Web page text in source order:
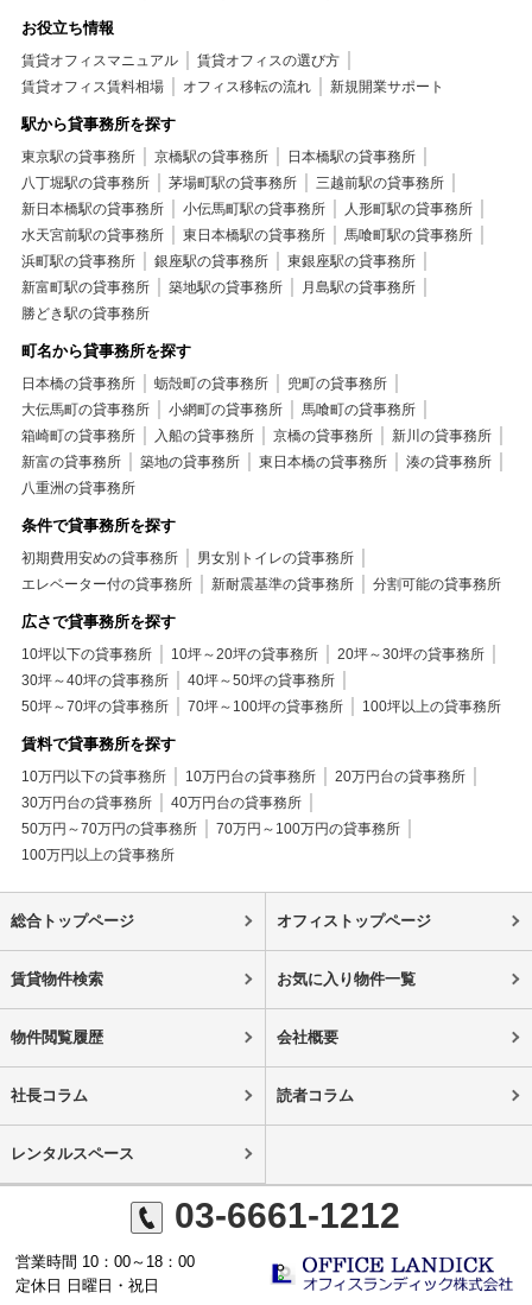
お役立ち情報
賃貸オフィスマニュアル
賃貸オフィスの選び方
賃貸オフィス賃料相場
オフィス移転の流れ 新規開業サポート
駅から貸事務所を探す
東京駅の貸事務所 京橋駅の貸事務所
日本橋駅の貸事務所
八丁堀駅の貸事務所
茅場町駅の貸事務所
三越前駅の貸事務所
新日本橋駅の貸事務所
小伝馬町駅の貸事務所
人形町駅の貸事務所
水天宮前駅の貸事務所
東日本橋駅の貸事務所
馬喰町駅の貸事務所
浜町駅の貸事務所
銀座駅の貸事務所
東銀座駅の貸事務所
新富町駅の貸事務所
築地駅の貸事務所
月島駅の貸事務所
勝どき駅の貸事務所
町名から貸事務所を探す
日本橋の貸事務所 蛎殻町の貸事務所
兜町の貸事務所
大伝馬町の貸事務所
小網町の貸事務所
馬喰町の貸事務所
箱崎町の貸事務所
入船の貸事務所 京橋の貸事務所
新川の貸事務所
新富の貸事務所
築地の貸事務所 東日本橋の貸事務所
湊の貸事務所
八重洲の貸事務所
条件で貸事務所を探す
初期費用安めの貸事務所
男女別トイレの貸事務所
エレベーター付の貸事務所
新耐震基準の貸事務所 分割可能の貸事務所
広さで貸事務所を探す
10坪以下の貸事務所 10坪～20坪の貸事務所
20坪～30坪の貸事務所
30坪～40坪の貸事務所
40坪～50坪の貸事務所
50坪～70坪の貸事務所
70坪～100坪の貸事務所 100坪以上の貸事務所
賃料で貸事務所を探す
10万円以下の貸事務所 10万円台の貸事務所
20万円台の貸事務所
30万円台の貸事務所
40万円台の貸事務所
50万円～70万円の貸事務所
70万円～100万円の貸事務所
100万円以上の貸事務所
総合トップページ オフィストップページ
賃貸物件検索 お気に入り物件一覧
物件閲覧履歴 会社概要
社長コラム 読者コラム
レンタルスペース
03-6661-1212
営業時間 10：00～18：00
定休日 日曜日・祝日